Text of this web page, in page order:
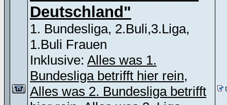
Deutschland"
1. Bundesliga, 2.Buli,3.Liga,
1.Buli Frauen
Inklusive: Alles was 1.
Bundesliga betrifft hier rein,
Alles was 2. Bundesliga betrifft